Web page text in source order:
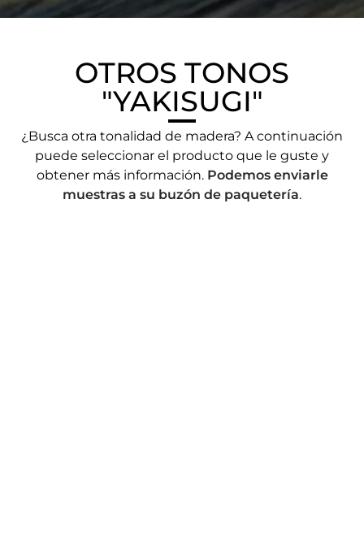
OTROS TONOS
"YAKISUGI"
¿Busca otra tonalidad de madera? A continuación
puede seleccionar el producto que le guste y
obtener más información. Podemos enviarle
muestras a su buzón de paquetería.